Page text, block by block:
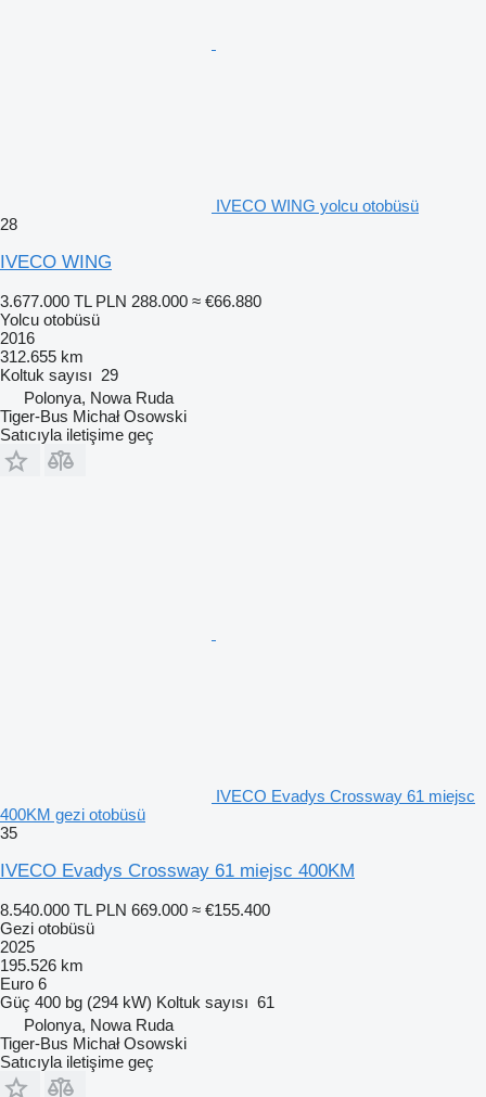
IVECO WING yolcu otobüsü
28
IVECO WING
3.677.000 TL PLN 288.000 ≈ €66.880
Yolcu otobüsü
2016
312.655 km
Koltuk sayısı 29
Polonya, Nowa Ruda
Tiger-Bus Michał Osowski
Satıcıyla iletişime geç
IVECO Evadys Crossway 61 miejsc
400KM gezi otobüsü
35
IVECO Evadys Crossway 61 miejsc 400KM
8.540.000 TL PLN 669.000 ≈ €155.400
Gezi otobüsü
2025
195.526 km
Euro 6
Güç 400 bg (294 kW) Koltuk sayısı 61
Polonya, Nowa Ruda
Tiger-Bus Michał Osowski
Satıcıyla iletişime geç